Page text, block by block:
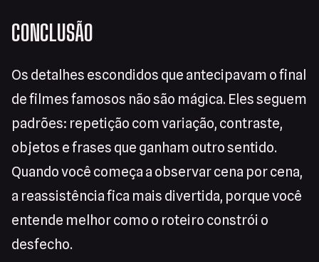
CONCLUSÃO
Os detalhes escondidos que antecipavam o final
de filmes famosos não são mágica. Eles seguem
padrões: repetição com variação, contraste,
objetos e frases que ganham outro sentido.
Quando você começa a observar cena por cena,
a reassistência fica mais divertida, porque você
entende melhor como o roteiro constrói o
desfecho.